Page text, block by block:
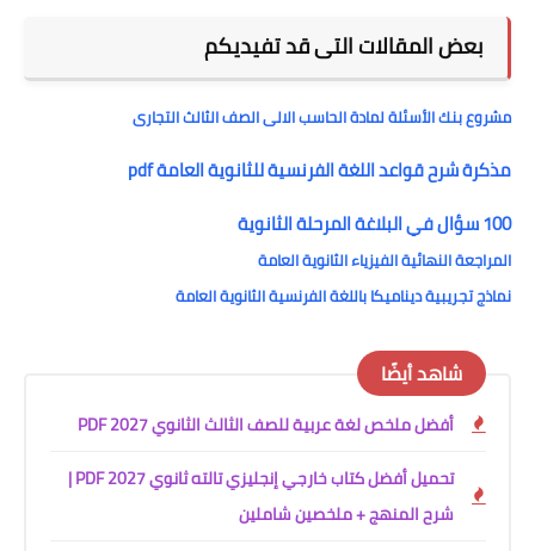
بعض المقالات التى قد تفيديكم
مشروع بنك الأسئلة لمادة الحاسب الالى الصف الثالث التجارى
مذكرة شرح قواعد اللغة الفرنسية للثانوية العامة pdf
100 سؤال في البلاغة المرحلة الثانوية
المراجعة النهائية الفيزياء الثانوية العامة
نماذج تجريبية ديناميكا باللغة الفرنسية الثانوية العامة
شاهد أيضًا
أفضل ملخص لغة عربية للصف الثالث الثانوي 2027 PDF
تحميل أفضل كتاب خارجي إنجليزي تالته ثانوي 2027 PDF |
شرح المنهج + ملخصين شاملين